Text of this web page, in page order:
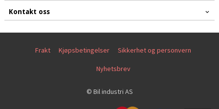
Kontakt oss
Frakt Kjøpsbetingelser Sikkerhet og personvern
Nyhetsbrev
© Bil industri AS